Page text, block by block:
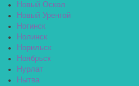
Новый Оскол
Новый Уренгой
Ногинск
Нолинск
Норильск
Ноябрьск
Нурлат
Нытва